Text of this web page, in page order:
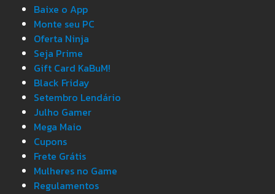
Baixe o App
Monte seu PC
Oferta Ninja
Seja Prime
Gift Card KaBuM!
Black Friday
Setembro Lendário
Julho Gamer
Mega Maio
Cupons
Frete Grátis
Mulheres no Game
Regulamentos